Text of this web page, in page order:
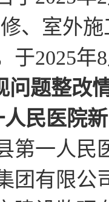
、室外
于2025年8
问题整改
民医院
第一人民
团有限公